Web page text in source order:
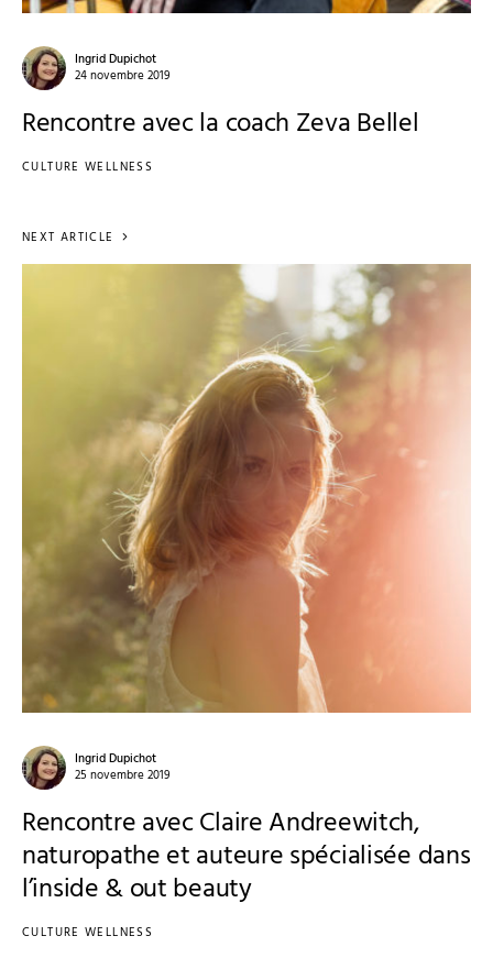
Ingrid Dupichot
24 novembre 2019
Rencontre avec la coach Zeva Bellel
CULTURE WELLNESS
NEXT ARTICLE
Ingrid Dupichot
25 novembre 2019
Rencontre avec Claire Andreewitch,
naturopathe et auteure spécialisée dans
l’inside & out beauty
CULTURE WELLNESS